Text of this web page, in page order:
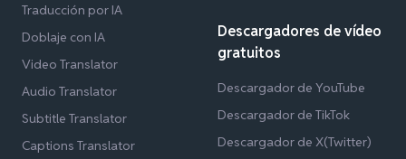
Traducción por IA
Doblaje con IA
Video Translator
Audio Translator
Subtitle Translator
Captions Translator
Descargadores de vídeo
gratuitos
Descargador de YouTube
Descargador de TikTok
Descargador de X(Twitter)